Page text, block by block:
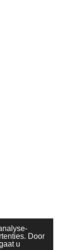
Door
u